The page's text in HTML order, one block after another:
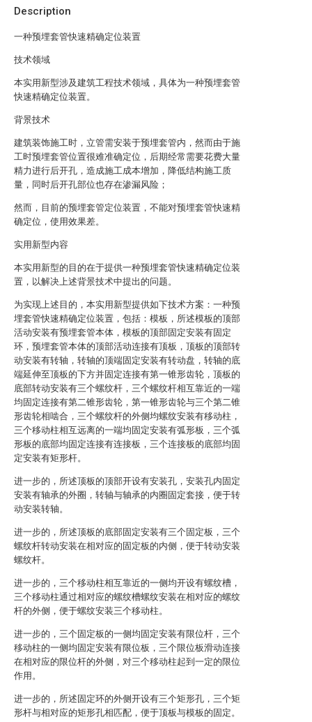
Description
一种预埋套管快速精确定位装置
技术领域
本实用新型涉及建筑工程技术领域，具体为一种预埋套管
快速精确定位装置。
背景技术
建筑装饰施工时，立管需安装于预埋套管内，然而由于施
工时预埋套管位置很难准确定位，后期经常需要花费大量
精力进行后开孔，造成施工成本增加，降低结构施工质
量，同时后开孔部位也存在渗漏风险；
然而，目前的预埋套管定位装置，不能对预埋套管快速精
确定位，使用效果差。
实用新型内容
本实用新型的目的在于提供一种预埋套管快速精确定位装
置，以解决上述背景技术中提出的问题。
为实现上述目的，本实用新型提供如下技术方案：一种预
埋套管快速精确定位装置，包括：模板，所述模板的顶部
活动安装有预埋套管本体，模板的顶部固定安装有固定
环，预埋套管本体的顶部活动连接有顶板，顶板的顶部转
动安装有转轴，转轴的顶端固定安装有转动盘，转轴的底
端延伸至顶板的下方并固定连接有第一锥形齿轮，顶板的
底部转动安装有三个螺纹杆，三个螺纹杆相互靠近的一端
均固定连接有第二锥形齿轮，第一锥形齿轮与三个第二锥
形齿轮相啮合，三个螺纹杆的外侧均螺纹安装有移动柱，
三个移动柱相互远离的一端均固定安装有弧形板，三个弧
形板的底部均固定连接有连接板，三个连接板的底部均固
定安装有矩形杆。
进一步的，所述顶板的顶部开设有安装孔，安装孔内固定
安装有轴承的外圈，转轴与轴承的内圈固定套接，便于转
动安装转轴。
进一步的，所述顶板的底部固定安装有三个固定板，三个
螺纹杆转动安装在相对应的固定板的内侧，便于转动安装
螺纹杆。
进一步的，三个移动柱相互靠近的一侧均开设有螺纹槽，
三个移动柱通过相对应的螺纹槽螺纹安装在相对应的螺纹
杆的外侧，便于螺纹安装三个移动柱。
进一步的，三个固定板的一侧均固定安装有限位杆，三个
移动柱的一侧均固定安装有限位板，三个限位板滑动连接
在相对应的限位杆的外侧，对三个移动柱起到一定的限位
作用。
进一步的，所述固定环的外侧开设有三个矩形孔，三个矩
形杆与相对应的矩形孔相匹配，便于顶板与模板的固定。